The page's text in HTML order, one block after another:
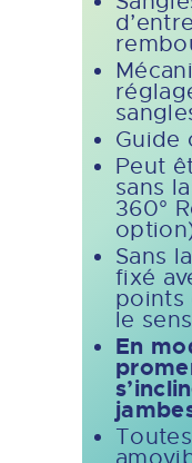
Guide
Peut
sans
360°
Sans
fixé
points
le
En